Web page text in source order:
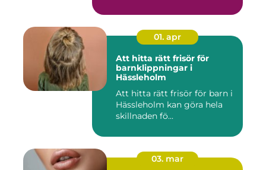
01. apr
Att hitta rätt frisör för
barnklippningar i
Hässleholm
Att hitta rätt frisör för barn i
Hässleholm kan göra hela
skillnaden fö...
03. mar